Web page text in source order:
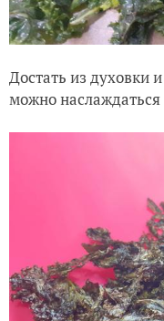
Достать из духовки
можно